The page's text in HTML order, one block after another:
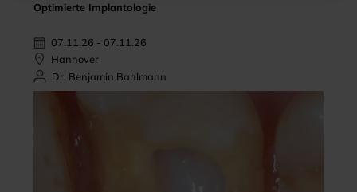
Optimierte Implantologie
07.11.26 - 07.11.26
Hannover
Dr. Benjamin Bahlmann